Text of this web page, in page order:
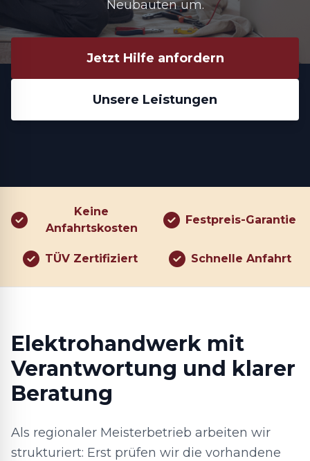
Neubauten um.
Jetzt Hilfe anfordern
Unsere Leistungen
Keine
Anfahrtskosten
Festpreis-Garantie
TÜV Zertifiziert Schnelle Anfahrt
Elektrohandwerk mit
Verantwortung und klarer
Beratung
Als regionaler Meisterbetrieb arbeiten wir
strukturiert: Erst prüfen wir die vorhandene